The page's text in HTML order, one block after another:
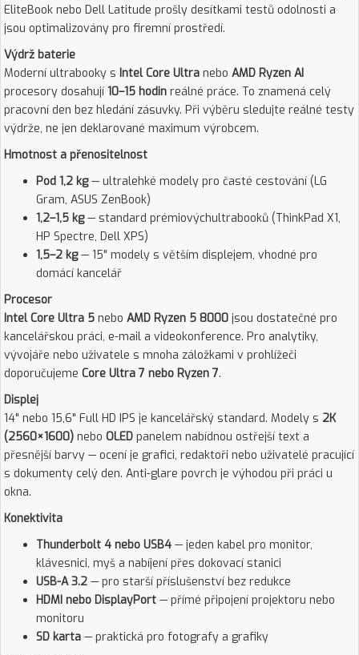
EliteBook nebo Dell Latitude prošly desítkami testů odolnosti a
jsou optimalizovány pro firemní prostředí.
Výdrž baterie
Moderní ultrabooky s Intel Core Ultra nebo AMD Ryzen AI
procesory dosahují 10–15 hodin reálné práce. To znamená celý
pracovní den bez hledání zásuvky. Při výběru sledujte reálné testy
výdrže, ne jen deklarované maximum výrobcem.
Hmotnost a přenositelnost
Pod 1,2 kg— ultralehké modely pro časté cestování (LG
Gram, ASUS ZenBook)
1,2–1,5 kg— standard prémiovýchultrabooků (ThinkPad X1,
HP Spectre, Dell XPS)
1,5–2 kg— 15" modely s větším displejem, vhodné pro
domácí kancelář
Procesor
Intel Core Ultra 5 nebo AMD Ryzen 5 8000 jsou dostatečné pro
kancelářskou práci, e-mail a videokonference. Pro analytiky,
vývojáře nebo uživatele s mnoha záložkami v prohlížeči
doporučujeme Core Ultra 7 nebo Ryzen 7.
Displej
14" nebo 15,6" Full HD IPS je kancelářský standard. Modely s 2K
(2560×1600) nebo OLED panelem nabídnou ostřejší text a
přesnější barvy — ocení je grafici, redaktoři nebo uživatelé pracující
s dokumenty celý den. Anti-glare povrch je výhodou při práci u
okna.
Konektivita
Thunderbolt 4 nebo USB4 — jeden kabel pro monitor,
klávesnici, myš a nabíjení přes dokovací stanici
USB-A 3.2 — pro starší příslušenství bez redukce
HDMI nebo DisplayPort — přímé připojení projektoru nebo
monitoru
SD karta — praktická pro fotografy a grafiky